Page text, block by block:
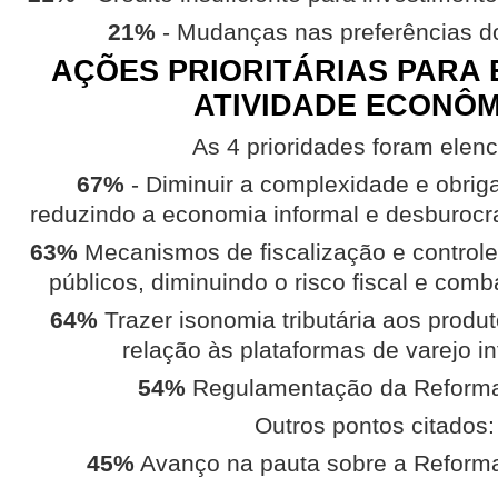
21% - Mudanças nas preferências
AÇÕES PRIORITÁRIAS PARA
ATIVIDADE
As 4 prioridades foram
67% - Diminuir a complexidade e
reduzindo a economia informal e
63% Mecanismos de fiscalização e
públicos, diminuindo o risco fiscal e
64% Trazer isonomia tributária aos
relação às plataformas de varejo
54% Regulamentação da
Outros pontos citados:
45% Avanço na pauta sobre a